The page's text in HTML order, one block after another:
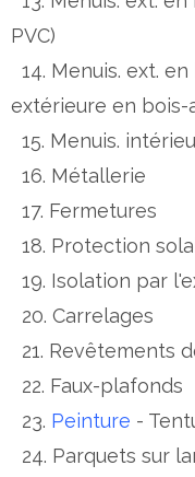
PVC)
14. Menuis. ext.
extérieure en bois-
15. Menuis.
16. Métallerie
17. Fermetures
18. Protection
19. Isolation par
20. Carrelages
21. Revêtements
22. Faux-plafonds
23. Peinture -
24. Parquets sur